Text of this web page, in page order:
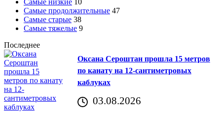
Самые низкие 10
Самые продолжительные 47
Самые старые 38
Самые тяжелые 9
Последнее
Оксана Сероштан прошла 15 метров
по канату на 12-сантиметровых
каблуках
03.08.2026